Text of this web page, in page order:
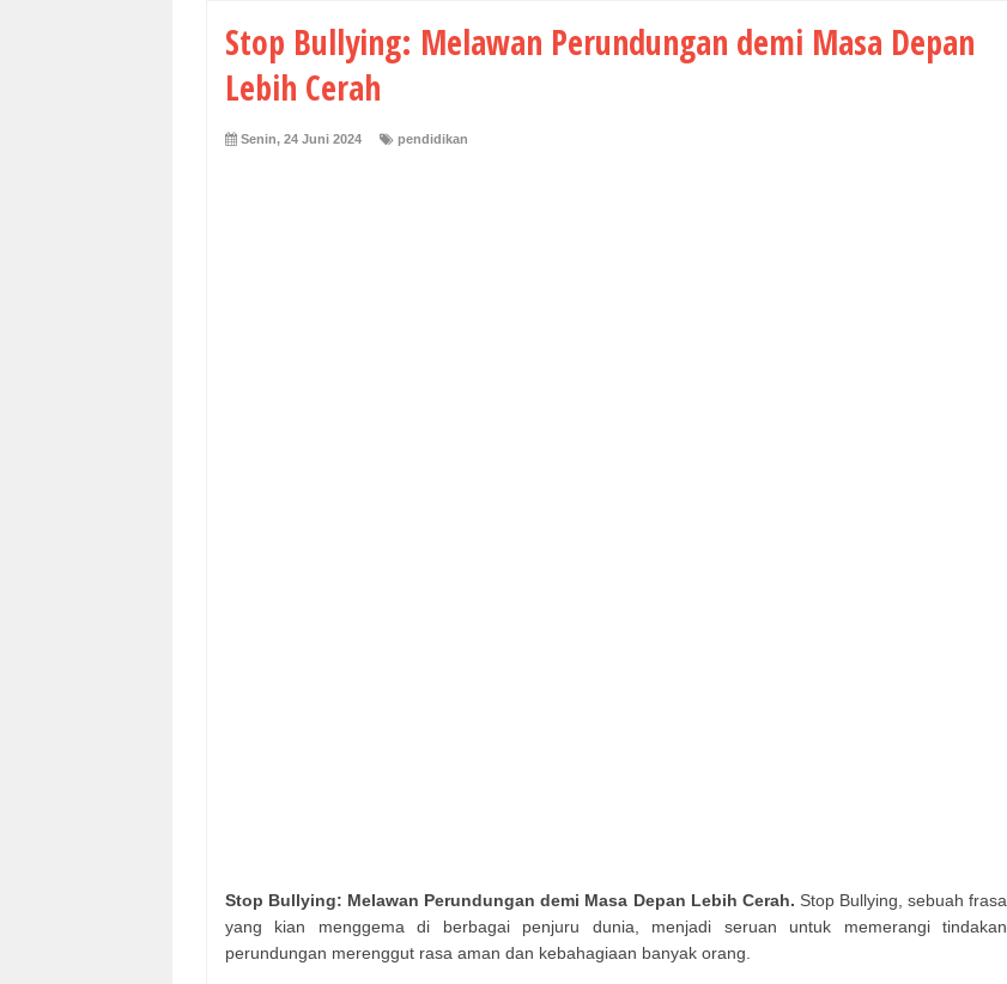
Stop Bullying: Melawan Perundungan demi Masa Depan
Lebih Cerah
Senin, 24 Juni 2024 pendidikan
Stop Bullying: Melawan Perundungan demi Masa Depan Lebih Cerah. Stop Bullying, sebuah frasa
yang kian menggema di berbagai penjuru dunia, menjadi seruan untuk memerangi tindakan
perundungan merenggut rasa aman dan kebahagiaan banyak orang.